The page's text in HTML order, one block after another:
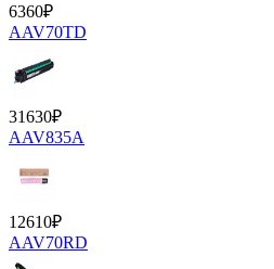
6360₽
AAV70TD
31630₽
AAV835A
12610₽
AAV70RD